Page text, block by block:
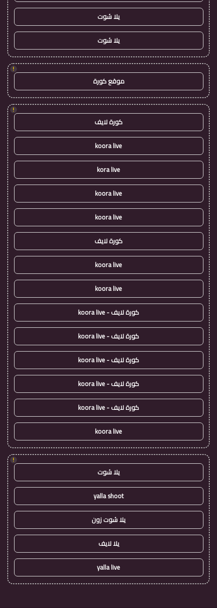
يلا شوت
يلا شوت
!
موقع كورة
!
كورة لايف
koora live
kora live
koora live
koora live
كورة لايف
koora live
koora live
كورة لايف - koora live
كورة لايف - koora live
كورة لايف - koora live
كورة لايف - koora live
كورة لايف - koora live
koora live
!
يلا شوت
yalla shoot
يلا شوت زون
يلا لايف
yalla live